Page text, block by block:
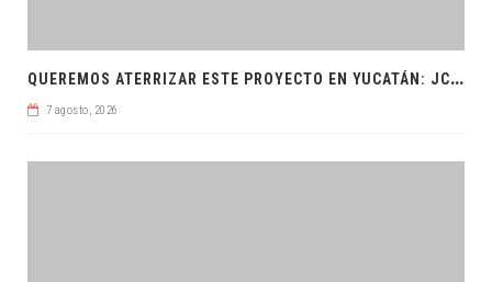
Q
UEREMOS ATERRIZAR ESTE PROYECTO EN YUCATÁN: JCRM
7 agosto, 2026